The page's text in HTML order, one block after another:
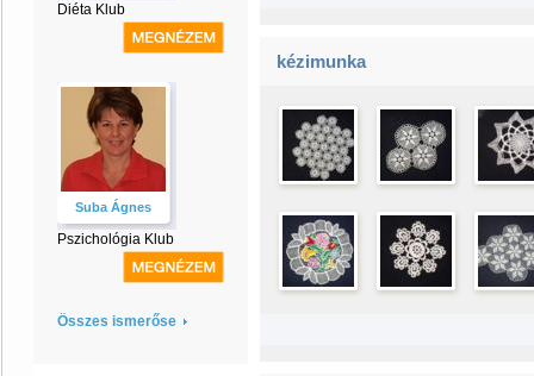
Diéta Klub
Suba Ágnes
Pszichológia Klub
Összes ismerőse
kézimunka